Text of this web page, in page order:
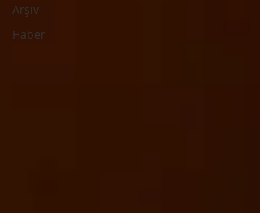
Arşiv
Haber